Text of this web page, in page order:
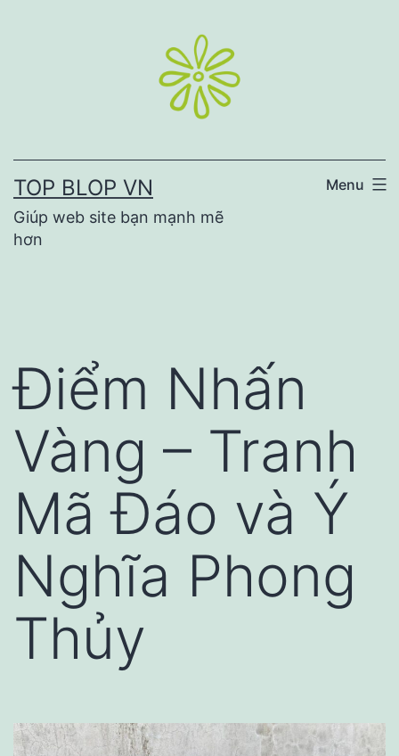
TOP BLOP VN
Giúp web site bạn mạnh mẽ
hơn
Menu
Điểm Nhấn
Vàng – Tranh
Mã Đáo và Ý
Nghĩa Phong
Thủy